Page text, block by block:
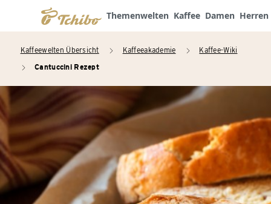
Themenwelten Kaffee Damen Herren
Kaffeewelten Übersicht arrow_right Kaffeeakademie arrow_right Kaffee-Wiki
arrow_right Cantuccini Rezept